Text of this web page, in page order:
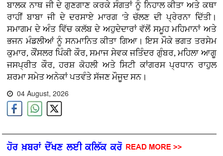
ਬਾਲਕ ਨਾਥ ਜੀ ਦੇ ਗੁਣਗਾਣ ਕਰਕੇ ਸੰਗਤਾਂ ਨੂੰ ਨਿਹਾਲ ਕੀਤਾ ਅਤੇ ਕਥਾ
ਰਾਹੀਂ ਬਾਬਾ ਜੀ ਦੇ ਦਰਸਾਏ ਮਾਰਗ 'ਤੇ ਚੱਲਣ ਦੀ ਪ੍ਰੇਰਨਾ ਦਿੱਤੀ।
ਸਮਾਗਮ ਦੇ ਅੰਤ ਵਿੱਚ ਕਲੱਬ ਦੇ ਅਹੁਦੇਦਾਰਾਂ ਵੱਲੋਂ ਸਮੂਹ ਮਹਿਮਾਨਾਂ ਅਤੇ
ਭਜਨ ਮੰਡਲੀਆਂ ਨੂੰ ਸਨਮਾਨਿਤ ਕੀਤਾ ਗਿਆ। ਇਸ ਮੌਕੇ ਭਗਤ ਤਰਸੇਮ
ਕੁਮਾਰ, ਕੌਂਸਲਰ ਪਿੰਕੀ ਕੌਰ, ਸਮਾਜ ਸੇਵਕ ਜਤਿੰਦਰ ਗੁੰਬਰ, ਮਹਿਲਾ ਆਗੂ
ਜਸਪ੍ਰੀਤ ਕੌਰ, ਹਰਸ਼ ਕੋਹਲੀ ਅਤੇ ਸਿਟੀ ਕਾਂਗਰਸ ਪ੍ਰਧਾਨ ਰਾਹੁਲ
ਸ਼ਰਮਾ ਸਮੇਤ ਅਨੇਕਾਂ ਪਤਵੰਤੇ ਸੱਜਣ ਮੌਜੂਦ ਸਨ।
04 August, 2026